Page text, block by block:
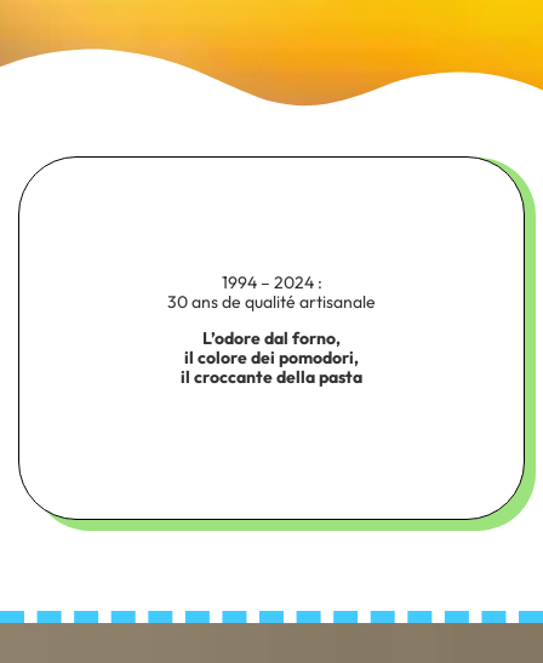
1994 – 2024 :
30 ans de qualité artisanale
L’odore dal forno,
il colore dei pomodori,
il croccante della pasta